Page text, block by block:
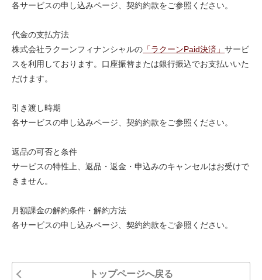
各サービスの申し込みページ、契約約款をご参照ください。
代金の支払方法
株式会社ラクーンフィナンシャルの 「ラクーンPaid決済」 サービ
スを利用しております。口座振替または銀行振込でお支払いいた
だけます。
引き渡し時期
各サービスの申し込みページ、契約約款をご参照ください。
返品の可否と条件
サービスの特性上、返品・返金・申込みのキャンセルはお受けで
きません。
月額課金の解約条件・解約方法
各サービスの申し込みページ、契約約款をご参照ください。
トップページへ戻る